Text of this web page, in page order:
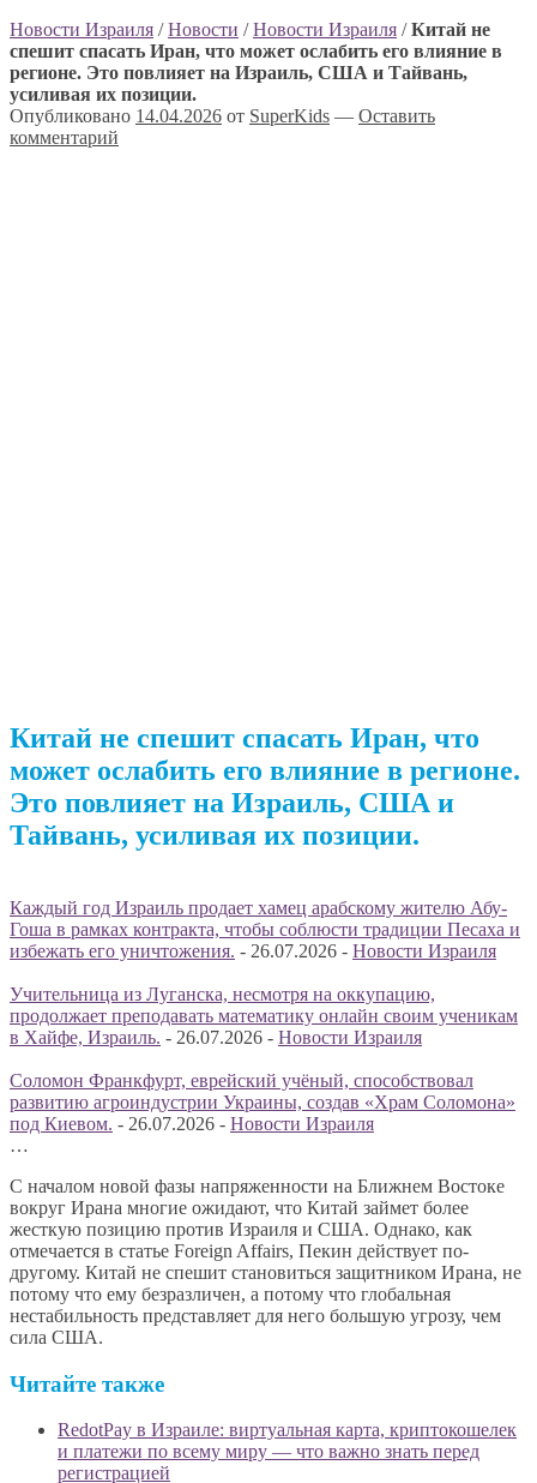
Новости Израиля /Новости /Новости Израиля /Китай не
спешит спасать Иран, что может ослабить его влияние в
регионе. Это повлияет на Израиль, США и Тайвань,
усиливая их позиции.
Опубликовано 14.04.2026 от SuperKids — Оставить
комментарий
Китай не спешит спасать Иран, что
может ослабить его влияние в регионе.
Это повлияет на Израиль, США и
Тайвань, усиливая их позиции.
Каждый год Израиль продает хамец арабскому жителю Абу-
Гоша в рамках контракта, чтобы соблюсти традиции Песаха и
избежать его уничтожения. - 26.07.2026 - Новости Израиля
Учительница из Луганска, несмотря на оккупацию,
продолжает преподавать математику онлайн своим ученикам
в Хайфе, Израиль. - 26.07.2026 - Новости Израиля
Соломон Франкфурт, еврейский учёный, способствовал
развитию агроиндустрии Украины, создав «Храм Соломона»
под Киевом. - 26.07.2026 - Новости Израиля
…
С началом новой фазы напряженности на Ближнем Востоке
вокруг Ирана многие ожидают, что Китай займет более
жесткую позицию против Израиля и США. Однако, как
отмечается в статье Foreign Affairs, Пекин действует по-
другому. Китай не спешит становиться защитником Ирана, не
потому что ему безразличен, а потому что глобальная
нестабильность представляет для него большую угрозу, чем
сила США.
Читайте также
RedotPay в Израиле: виртуальная карта, криптокошелек
и платежи по всему миру — что важно знать перед
регистрацией